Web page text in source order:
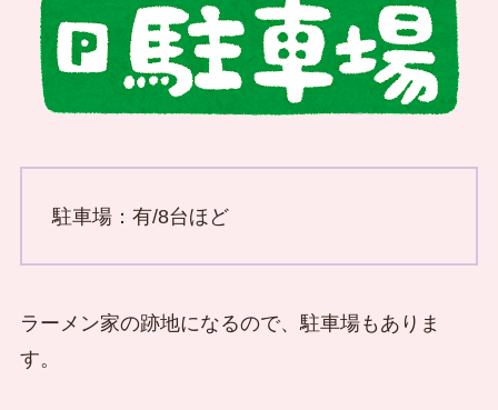
駐車場：有/8台ほど
ラーメン家の跡地になるので、駐車場もありま
す。